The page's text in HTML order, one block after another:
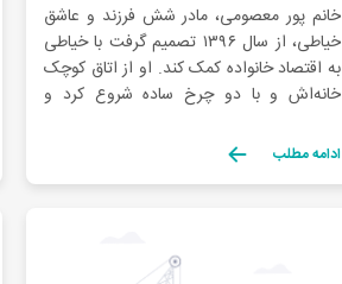
خانم پور معصومی، مادر شش‌ فرزند و عاشق
خیاطی، از سال ۱۳۹۶ تصمیم گرفت با خیاطی
به اقتصاد خانواده کمک کند. او از اتاق کوچک
خانه‌اش و با دو چرخ ساده شروع کرد و
کارگاه خیاطی خود را توسعه داد. امروز
ادامه مطلب